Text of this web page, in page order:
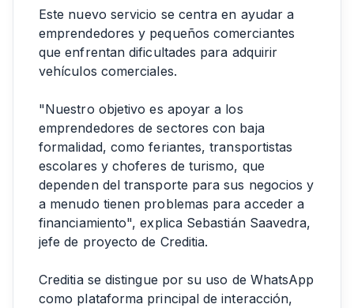
Este nuevo servicio se centra en ayudar a
emprendedores y pequeños comerciantes
que enfrentan dificultades para adquirir
vehículos comerciales.
"Nuestro objetivo es apoyar a los
emprendedores de sectores con baja
formalidad, como feriantes, transportistas
escolares y choferes de turismo, que
dependen del transporte para sus negocios y
a menudo tienen problemas para acceder a
financiamiento", explica Sebastián Saavedra,
jefe de proyecto de Creditia.
Creditia se distingue por su uso de WhatsApp
como plataforma principal de interacción,